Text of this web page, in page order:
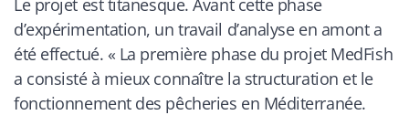
Le projet est titanesque. Avant cette phase
d’expérimentation, un travail d’analyse en amont a
été effectué. « La première phase du projet MedFish
a consisté à mieux connaître la structuration et le
fonctionnement des pêcheries en Méditerranée.